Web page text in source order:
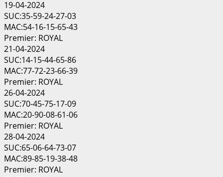
19-04-2024
SUC:35-59-24-27-03
MAC:54-16-15-65-43
Premier: ROYAL
21-04-2024
SUC:14-15-44-65-86
MAC:77-72-23-66-39
Premier: ROYAL
26-04-2024
SUC:70-45-75-17-09
MAC:20-90-08-61-06
Premier: ROYAL
28-04-2024
SUC:65-06-64-73-07
MAC:89-85-19-38-48
Premier: ROYAL